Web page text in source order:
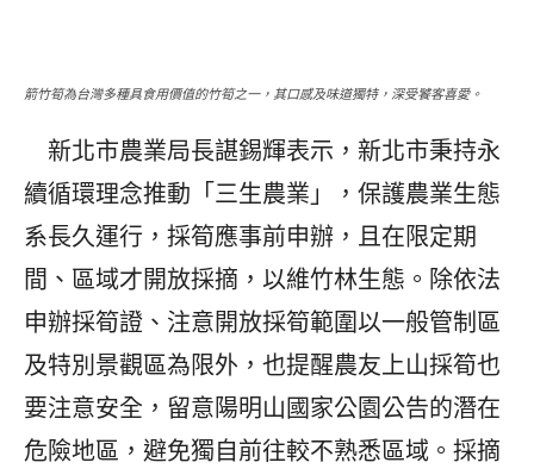
箭竹筍為台灣多種具食用價值的竹筍之一，其口感及味道獨特，深受饕客喜愛。
新北市農業局長諶錫輝表示，新北市秉持永
續循環理念推動「三生農業」，保護農業生態
系長久運行，採筍應事前申辦，且在限定期
間、區域才開放採摘，以維竹林生態。除依法
申辦採筍證、注意開放採筍範圍以一般管制區
及特別景觀區為限外，也提醒農友上山採筍也
要注意安全，留意陽明山國家公園公告的潛在
危險地區，避免獨自前往較不熟悉區域。採摘